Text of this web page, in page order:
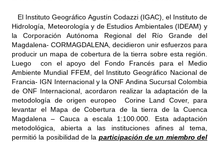
El Instituto Geográfico Agustín Codazzi (IGAC), el Instituto de
Hidrología, Meteorología y de Estudios Ambientales (IDEAM) y
la Corporación Autónoma Regional del Río Grande del
Magdalena- CORMAGDALENA, decidieron unir esfuerzos para
producir un mapa de cobertura de la tierra sobre esta región.
Luego con el apoyo del Fondo Francés para el Medio
Ambiente Mundial FFEM, del Instituto Geográfico Nacional de
Francia- IGN Internacional y la ONF Andina Sucursal Colombia
de ONF Internacional, acordaron realizar la adaptación de la
metodología de origen europeo Corine Land Cover, para
levantar el Mapa de Cobertura de la tierra de la Cuenca
Magdalena – Cauca a escala 1:100.000. Esta adaptación
metodológica, abierta a las instituciones afines al tema,
permitió la posibilidad de la participación de un miembro del